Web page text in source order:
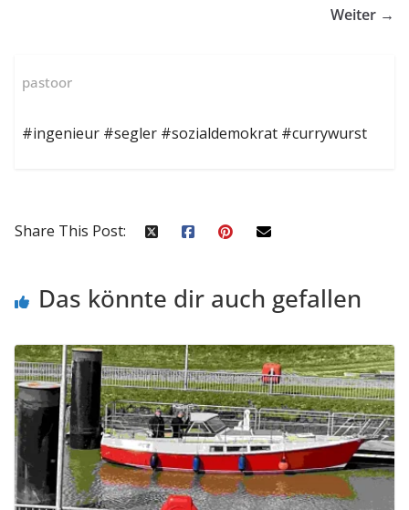
Weiter →
pastoor
#ingenieur #segler #sozialdemokrat #currywurst
Share This Post:
Das könnte dir auch gefallen